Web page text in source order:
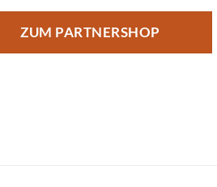
ZUM PARTNERSHOP